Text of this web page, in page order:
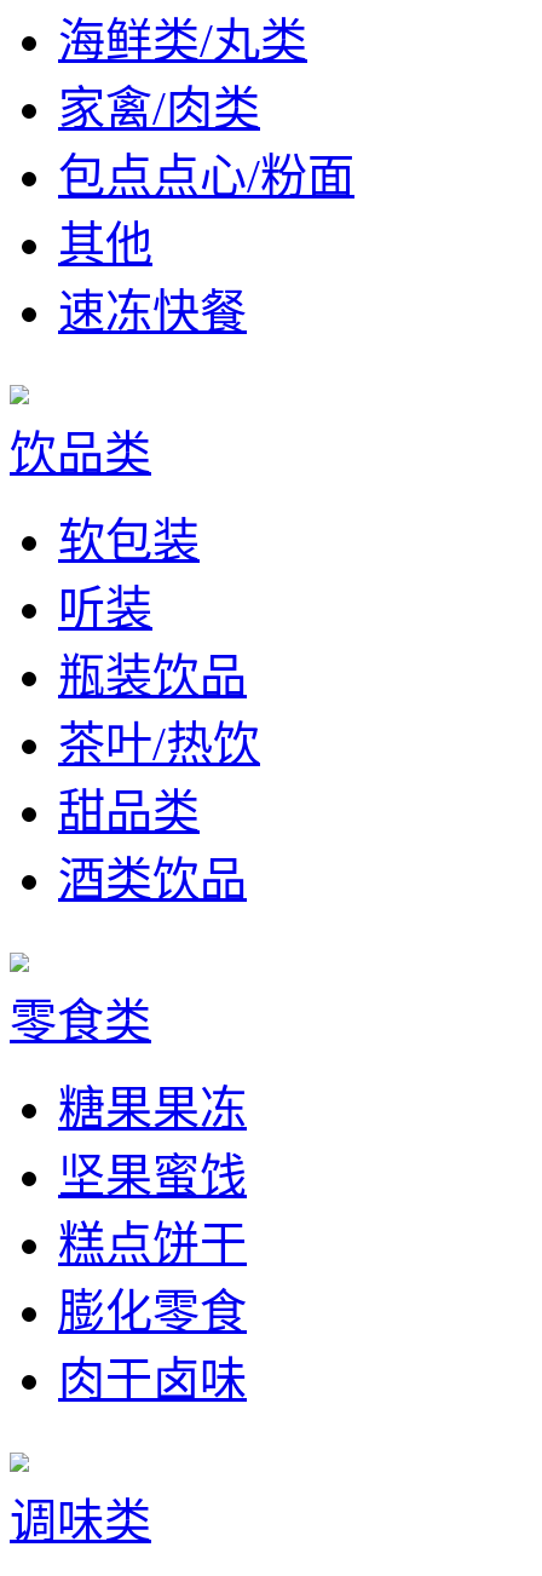
海鲜类/丸类
家禽/肉类
包点点心/粉面
其他
速冻快餐
饮品类
软包装
听装
瓶装饮品
茶叶/热饮
甜品类
酒类饮品
零食类
糖果果冻
坚果蜜饯
糕点饼干
膨化零食
肉干卤味
调味类